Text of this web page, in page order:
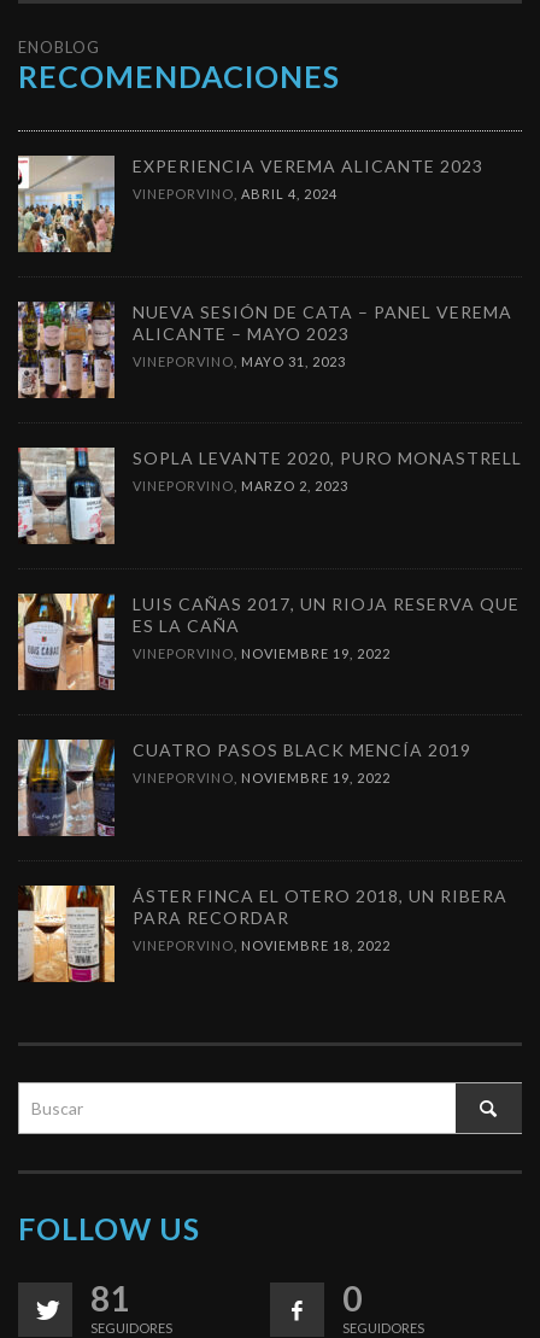
ENOBLOG
RECOMENDACIONES
EXPERIENCIA VEREMA ALICANTE 2023
VINEPORVINO, ABRIL 4, 2024
NUEVA SESIÓN DE CATA – PANEL VEREMA
ALICANTE – MAYO 2023
VINEPORVINO, MAYO 31, 2023
SOPLA LEVANTE 2020, PURO MONASTRELL
VINEPORVINO, MARZO 2, 2023
LUIS CAÑAS 2017, UN RIOJA RESERVA QUE
ES LA CAÑA
VINEPORVINO, NOVIEMBRE 19, 2022
CUATRO PASOS BLACK MENCÍA 2019
VINEPORVINO, NOVIEMBRE 19, 2022
ÁSTER FINCA EL OTERO 2018, UN RIBERA
PARA RECORDAR
VINEPORVINO, NOVIEMBRE 18, 2022
FOLLOW US
81
SEGUIDORES
0
SEGUIDORES